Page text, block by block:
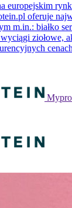
europejskim
oferuje
m.in.: białko
ziołowe,